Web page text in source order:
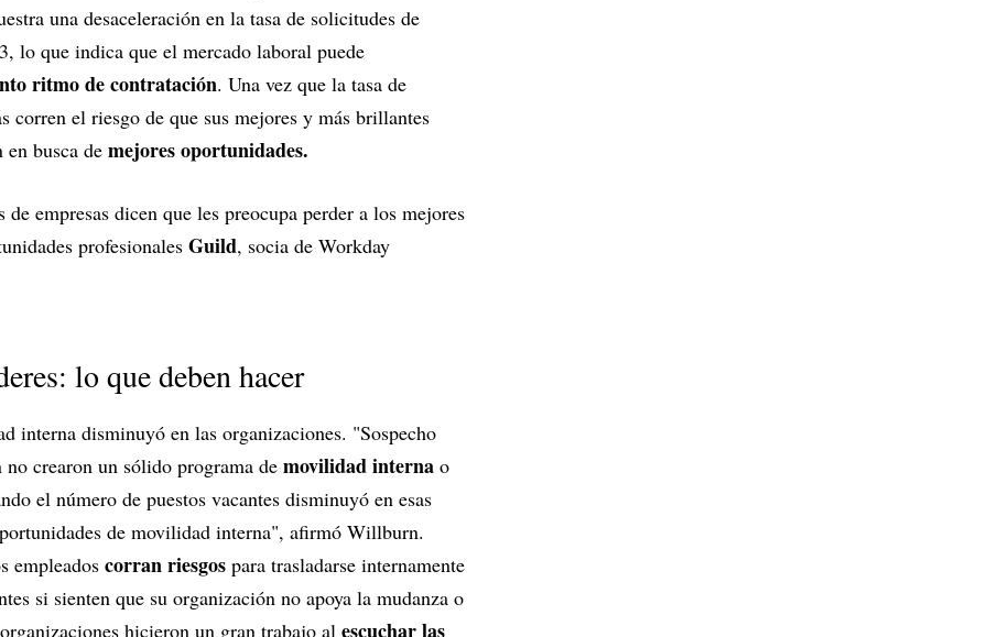
una desaceleración en la tasa de solicitudes de
lo que indica que el mercado laboral puede
ritmo de contratación. Una vez que la tasa de
corren el riesgo de que sus mejores y más brillantes
en busca de mejores oportunidades.
empresas dicen que les preocupa perder a los mejores
profesionales Guild, socia de Workday
lo que deben hacer
interna disminuyó en las organizaciones. "Sospecho
no crearon un sólido programa de movilidad interna o
el número de puestos vacantes disminuyó en esas
de movilidad interna", afirmó Willburn.
empleados corran riesgos para trasladarse internamente
si sienten que su organización no apoya la mudanza o
hicieron un gran trabajo al escuchar las